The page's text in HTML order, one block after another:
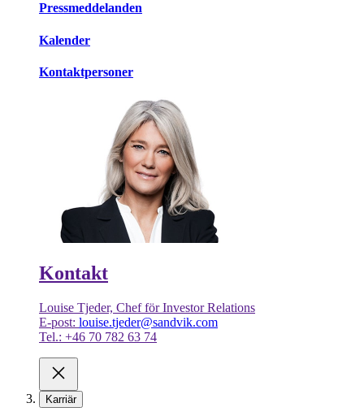
Pressmeddelanden
Kalender
Kontaktpersoner
Kontakt
Louise Tjeder, Chef för Investor Relations
E-post: louise.tjeder@sandvik.com
Tel.: +46 70 782 63 74
Karriär